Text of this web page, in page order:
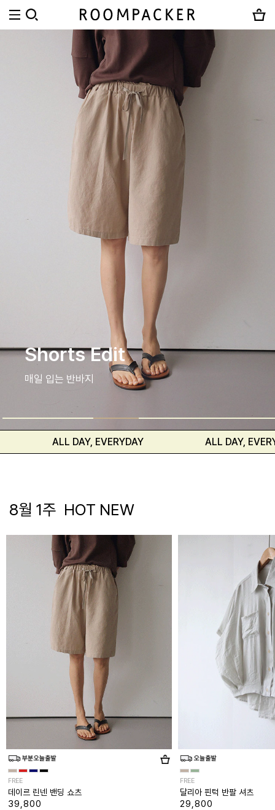
셔츠와 블라우스
편안하고 자연스러운 핏
DAY, EVERYDAY ALL DAY, EVERYDAY
8월 1주 HOT NEW
FREE
데이르 린넨 밴딩 쇼츠
39,800
FREE
달리아 핀턱 반팔 셔츠
29,800